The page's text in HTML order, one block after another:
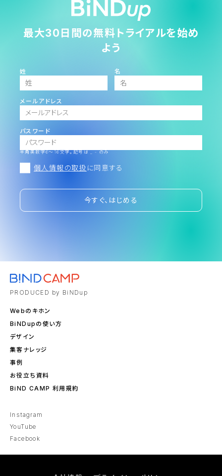
最大30日間の無料トライアルを始め
よう
姓 名
メールアドレス
パスワード
半角英数字6～16文字。記号は _ - のみ
個人情報の取扱 に同意する
今すぐ、はじめる
PRODUCED by BiNDup
Webのキホン
BiNDupの使い方
デザイン
集客ナレッジ
事例
お役立ち資料
BiND CAMP 利用規約
Instagram
YouTube
Facebook